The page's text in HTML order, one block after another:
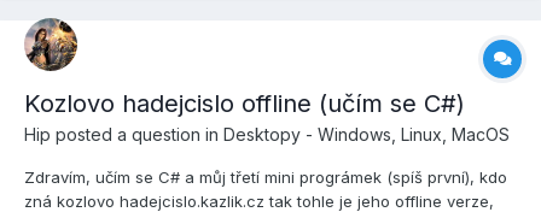
Kozlovo hadejcislo offline (učím se C#)
Hip posted a question in Desktopy - Windows, Linux, MacOS
Zdravím, učím se C# a můj třetí mini prográmek (spíš první), kdo
zná kozlovo hadejcislo.kazlik.cz tak tohle je jeho offline verze,